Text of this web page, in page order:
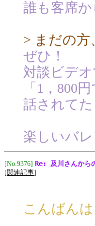
誰も客席
> まだの方
ぜひ！
対談ビデ
「1，800
話されてた
楽しいバ
[No.9376] Re: 及川さんから
[関連記事]
こんばんは